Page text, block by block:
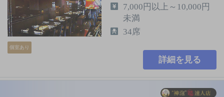
個室あり
7,000円以上～10,000円
未満
34席
詳細を見る